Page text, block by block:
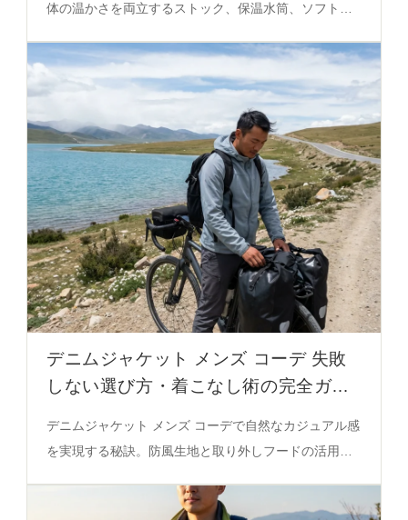
体の温かさを両立するストック、保温水筒、ソフトシ
デニムジャケット メンズ コーデ 失敗
しない選び方・着こなし術の完全ガイ
デニムジャケット メンズ コーデで自然なカジュアル感
を実現する秘訣。防風生地と取り外しフードの活用法